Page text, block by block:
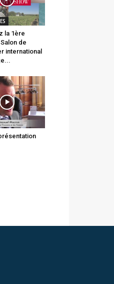
la 1ère
de
international